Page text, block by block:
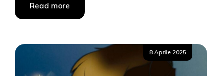
Read more
Posted
8 Aprile 2025